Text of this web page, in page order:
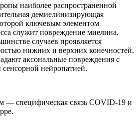
наиболее распространенной
демиелинизирующая
ключевым элементом
служит повреждение миелина.
случаев проявляется
нижних и верхних конечностей.
аксональные повреждения с
нейропатией.
— специфическая связь COVID-19 и